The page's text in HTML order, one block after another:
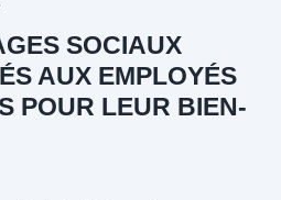
SOCIAUX
AUX EMPLOYÉS
POUR LEUR BIEN-